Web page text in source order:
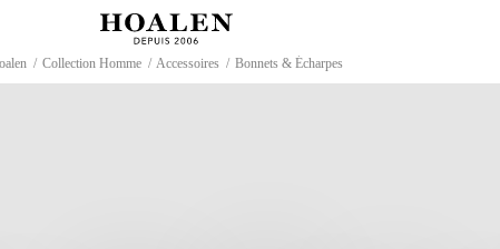
/ Collection Homme / Accessoires / Bonnets & Écharpes